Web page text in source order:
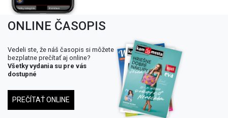
ONLINE ČASOPIS
Vedeli ste, že náš časopis si môžete
bezplatne prečítať aj online?
Všetky vydania su pre vás
dostupné
PREČÍTAŤ ONLINE